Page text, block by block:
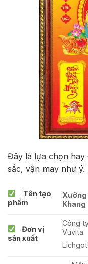
Đây là lựa chọn hay
sắc, vận may như
Tên tạo
phẩm
Xưởng
Khang
Đơn vị
sản xuất
Công
Vuvita